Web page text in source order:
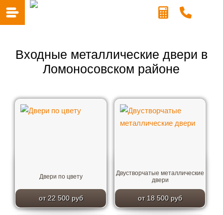
Входные металлические двери в
Ломоносовском районе
Двери по цвету
от 22 500 руб
Двустворчатые металлические
двери
от 18 500 руб